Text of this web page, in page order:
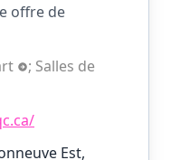
offre de
; Salles de
Est,